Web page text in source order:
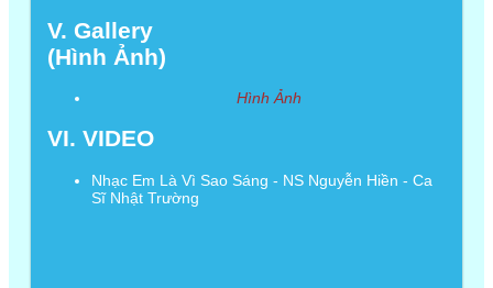
V. Gallery
(Hình Ảnh)
Hình Ảnh
VI. VIDEO
Nhạc Em Là Vì Sao Sáng - NS Nguyễn Hiền - Ca
Sĩ Nhật Trường